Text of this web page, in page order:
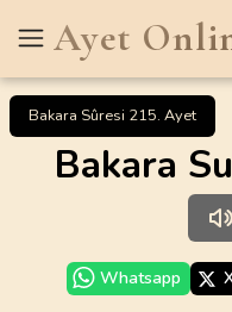
Ayet
Bakara Sûresi 215. Ayet
Bakara
Whatsapp